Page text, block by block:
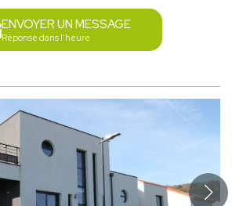
ENVOYER UN MESSAGE
Réponse dans l'heure